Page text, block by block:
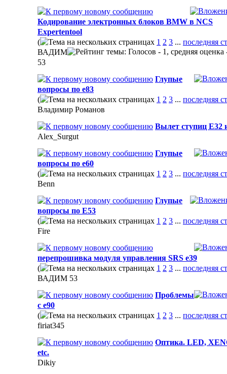
Кодирование электронных блоков BMW в NCS
Expertentool
(
1 2 3 ... последняя
ВАДИМ
53
Глупые
вопросы по е83
(
1 2 3 ... последняя
Владимир Романов
Вылет ступиц E32
Alex_Surgut
Глупые
вопросы по е60
(
1 2 3 ... последняя
Benn
Глупые
вопросы по E53
(
1 2 3 ... последняя
Fire
перепрошивка модуля управления SRS е39
(
1 2 3 ... последняя
ВАДИМ 53
Проблемы
с е90
(
1 2 3 ... последняя
firiat345
Оптика. LED,
etc.
Dikiy